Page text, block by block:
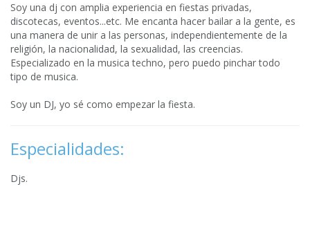
Soy una dj con amplia experiencia en fiestas privadas,
discotecas, eventos...etc. Me encanta hacer bailar a la gente, es
una manera de unir a las personas, independientemente de la
religión, la nacionalidad, la sexualidad, las creencias.
Especializado en la musica techno, pero puedo pinchar todo
tipo de musica.
Soy un DJ, yo sé como empezar la fiesta.
Especialidades:
Djs.